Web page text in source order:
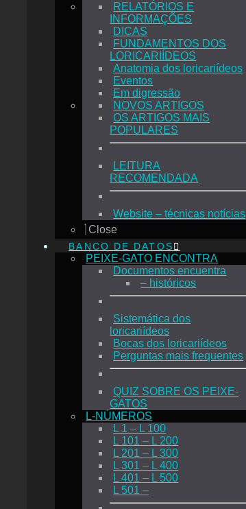
RELATÓRIOS E
INFORMAÇÕES
DICAS
FUNDAMENTOS DOS
LORICARIÍDEOS
Anatomia dos loricariídeos
Eventos
Em digressão
NOVOS ARTIGOS
OS ARTIGOS MAIS
POPULARES
LEITURA
RECOMENDADA
Website – técnicas notícias
Close
BANCO DE DATOS
PEIXE-GATO ENCONTRA
Documentos encuentra
– históricos
Sistemática dos
loricariídeos
Bocas dos loricariídeos
Perguntas mais frequentes
QUIZ SOBRE OS PEIXE-
GATOS
L-NÚMEROS
L 1 – L 100
L 101 – L 200
L 201 – L 300
L 301 – L 400
L 401 – L 500
L 501 –